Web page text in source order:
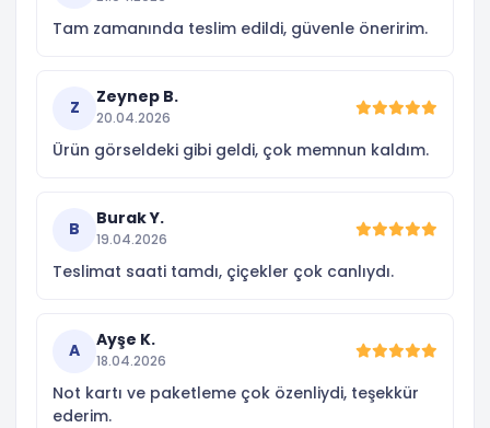
Tam zamanında teslim edildi, güvenle öneririm.
Z
Zeynep B.
20.04.2026
Ürün görseldeki gibi geldi, çok memnun kaldım.
B
Burak Y.
19.04.2026
Teslimat saati tamdı, çiçekler çok canlıydı.
A
Ayşe K.
18.04.2026
Not kartı ve paketleme çok özenliydi, teşekkür
ederim.